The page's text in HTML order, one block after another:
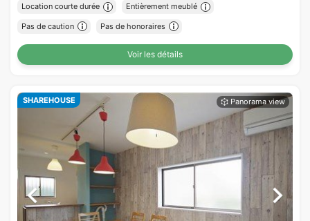
Location courte durée Entièrement meublé
Pas de caution Pas de honoraires
Voir les détails
SHAREHOUSE